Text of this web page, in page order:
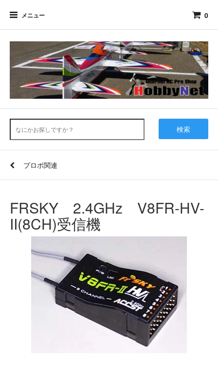
メニュー 0
検索
プロポ関連
FRSKY 2.4GHz V8FR-HV-
II(8CH)受信機